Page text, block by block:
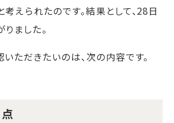
えられたのです。結果として、28日
ました。
ただきたいのは、次の内容です。